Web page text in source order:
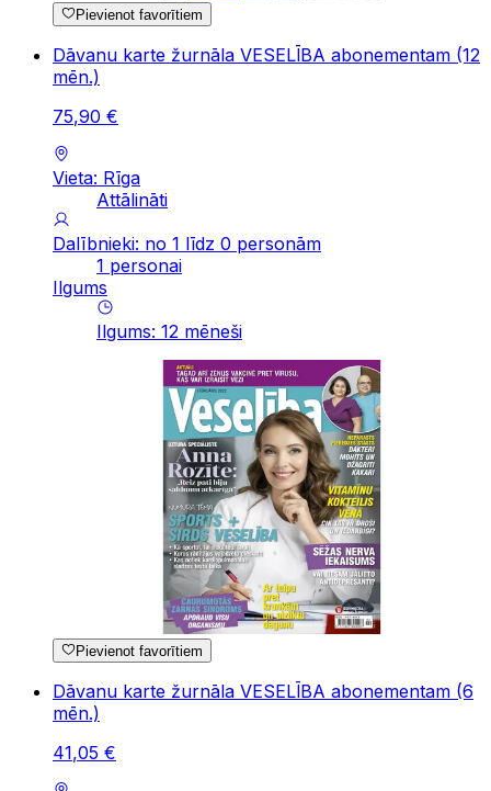
Pievienot favorītiem
Dāvanu karte žurnāla VESELĪBA abonementam (12
mēn.)
75,90 €
Vieta: Rīga
Attālināti
Dalībnieki: no 1 līdz 0 personām
1 personai
Ilgums
Ilgums: 12 mēneši
Pievienot favorītiem
Dāvanu karte žurnāla VESELĪBA abonementam (6
mēn.)
41,05 €